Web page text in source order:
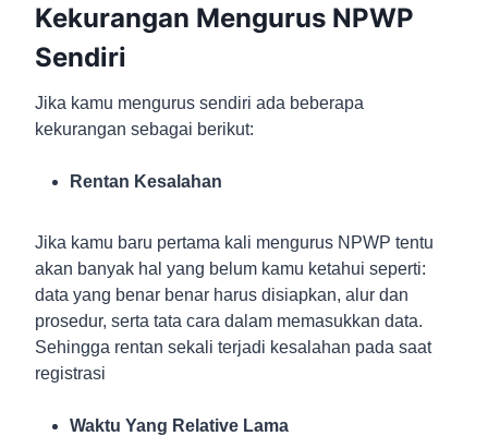
Kekurangan Mengurus NPWP
Sendiri
Jika kamu mengurus sendiri ada beberapa
kekurangan sebagai berikut:
Rentan Kesalahan
Jika kamu baru pertama kali mengurus NPWP tentu
akan banyak hal yang belum kamu ketahui seperti:
data yang benar benar harus disiapkan, alur dan
prosedur, serta tata cara dalam memasukkan data.
Sehingga rentan sekali terjadi kesalahan pada saat
registrasi
Waktu Yang Relative Lama